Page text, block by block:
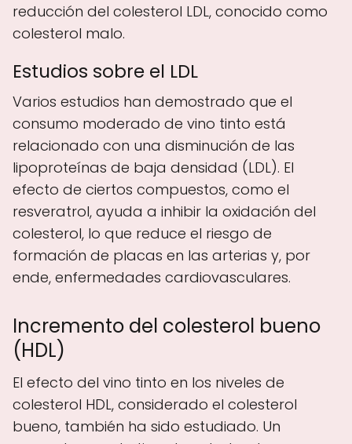
reducción del colesterol LDL, conocido como
colesterol malo.
Estudios sobre el LDL
Varios estudios han demostrado que el
consumo moderado de vino tinto está
relacionado con una disminución de las
lipoproteínas de baja densidad (LDL). El
efecto de ciertos compuestos, como el
resveratrol, ayuda a inhibir la oxidación del
colesterol, lo que reduce el riesgo de
formación de placas en las arterias y, por
ende, enfermedades cardiovasculares.
Incremento del colesterol bueno
(HDL)
El efecto del vino tinto en los niveles de
colesterol HDL, considerado el colesterol
bueno, también ha sido estudiado. Un